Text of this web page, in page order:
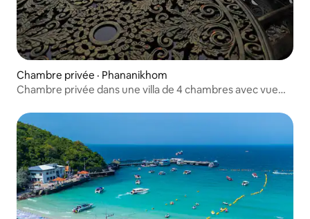
Chambre privée · Phananikhom
Chambre privée dans une villa de 4 chambres avec vue